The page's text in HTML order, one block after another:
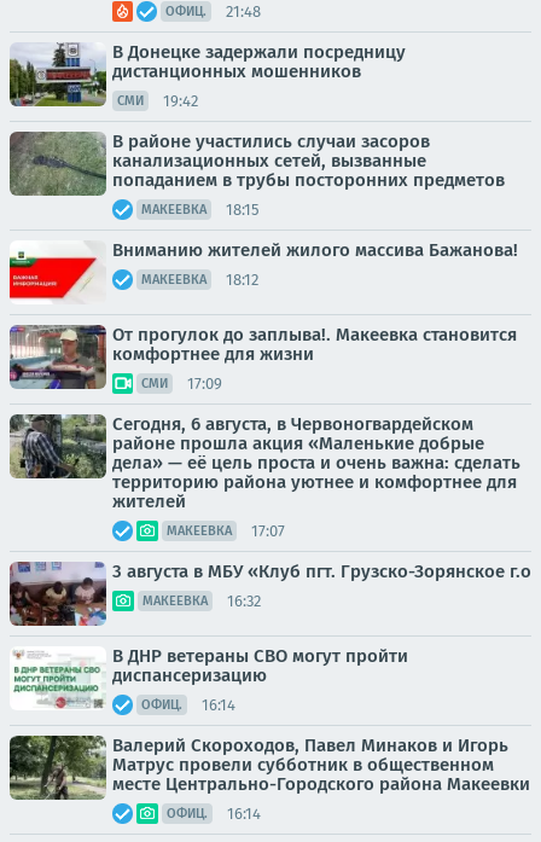
ОФИЦ. 21:48
В Донецке задержали посредницу
дистанционных мошенников
СМИ 19:42
В районе участились случаи засоров
канализационных сетей, вызванные
попаданием в трубы посторонних предметов
МАКЕЕВКА 18:15
Вниманию жителей жилого массива Бажанова!
МАКЕЕВКА 18:12
От прогулок до заплыва!. Макеевка становится
комфортнее для жизни
СМИ 17:09
Сегодня, 6 августа, в Червоногвардейском
районе прошла акция «Маленькие добрые
дела» — её цель проста и очень важна: сделать
территорию района уютнее и комфортнее для
жителей
МАКЕЕВКА 17:07
3 августа в МБУ «Клуб пгт. Грузско-Зорянское г.о
МАКЕЕВКА 16:32
В ДНР ветераны СВО могут пройти
диспансеризацию
ОФИЦ. 16:14
Валерий Скороходов, Павел Минаков и Игорь
Матрус провели субботник в общественном
месте Центрально-Городского района Макеевки
ОФИЦ. 16:14